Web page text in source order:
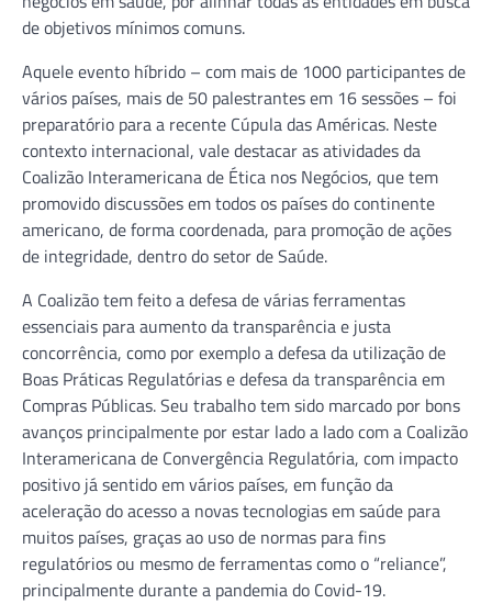
de objetivos mínimos comuns.
Aquele evento híbrido – com mais de 1000 participantes de
vários países, mais de 50 palestrantes em 16 sessões – foi
preparatório para a recente Cúpula das Américas. Neste
contexto internacional, vale destacar as atividades da
Coalizão Interamericana de Ética nos Negócios, que tem
promovido discussões em todos os países do continente
americano, de forma coordenada, para promoção de ações
de integridade, dentro do setor de Saúde.
A Coalizão tem feito a defesa de várias ferramentas
essenciais para aumento da transparência e justa
concorrência, como por exemplo a defesa da utilização de
Boas Práticas Regulatórias e defesa da transparência em
Compras Públicas. Seu trabalho tem sido marcado por bons
avanços principalmente por estar lado a lado com a Coalizão
Interamericana de Convergência Regulatória, com impacto
positivo já sentido em vários países, em função da
aceleração do acesso a novas tecnologias em saúde para
muitos países, graças ao uso de normas para fins
regulatórios ou mesmo de ferramentas como o “reliance”,
principalmente durante a pandemia do Covid-19.